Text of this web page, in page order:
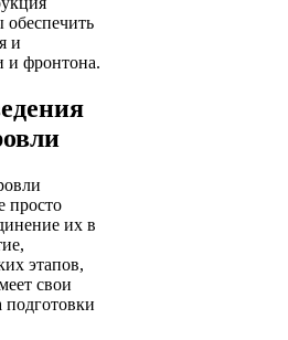
обеспечить
и
и фронтона.
просто
их в
этапов,
свои
подготовки